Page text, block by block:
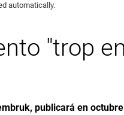
automatically.
"trop
publicará en